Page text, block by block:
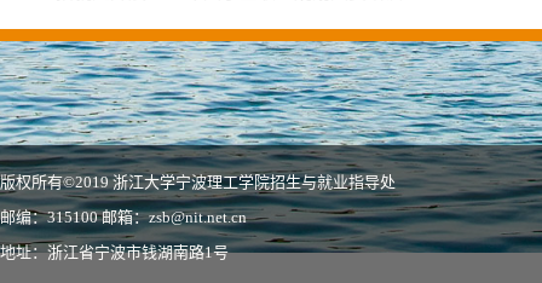
版权所有©2019 浙江大学宁波理工学院招生与就业指导处
邮编：315100 邮箱：zsb@nit.net.cn
地址：浙江省宁波市钱湖南路1号